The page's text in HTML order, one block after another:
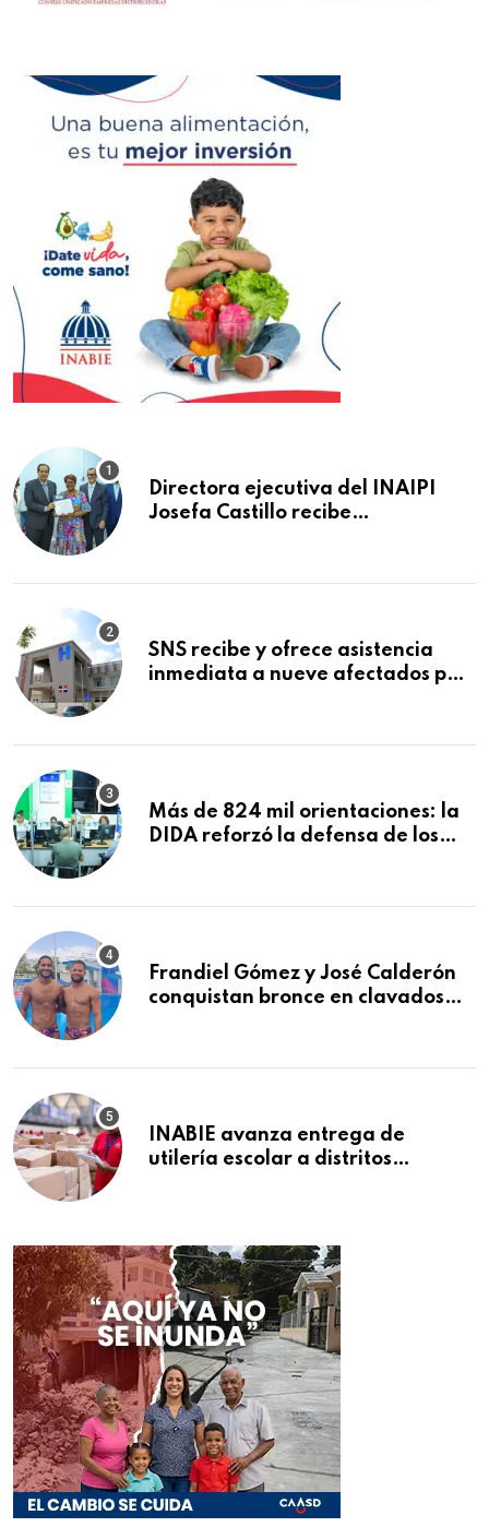
Directora ejecutiva del INAIPI
Josefa Castillo recibe
SNS recibe y ofrece asistencia
inmediata a nueve afectados por
Macorís
Más de 824 mil orientaciones: la
DIDA reforzó la defensa de los
Frandiel Gómez y José Calderón
conquistan bronce en clavados
INABIE avanza entrega de
utilería escolar a distritos